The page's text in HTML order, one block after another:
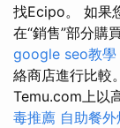
找Ecipo。 如果
在“銷售”部分購
google seo教學
絡商店進行比較
Temu.com上以
毒推薦 自助餐外